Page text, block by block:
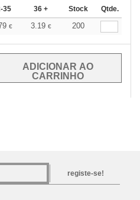
35 36 + Stock Qtde.
€ 3.19 € 200
registe-se!